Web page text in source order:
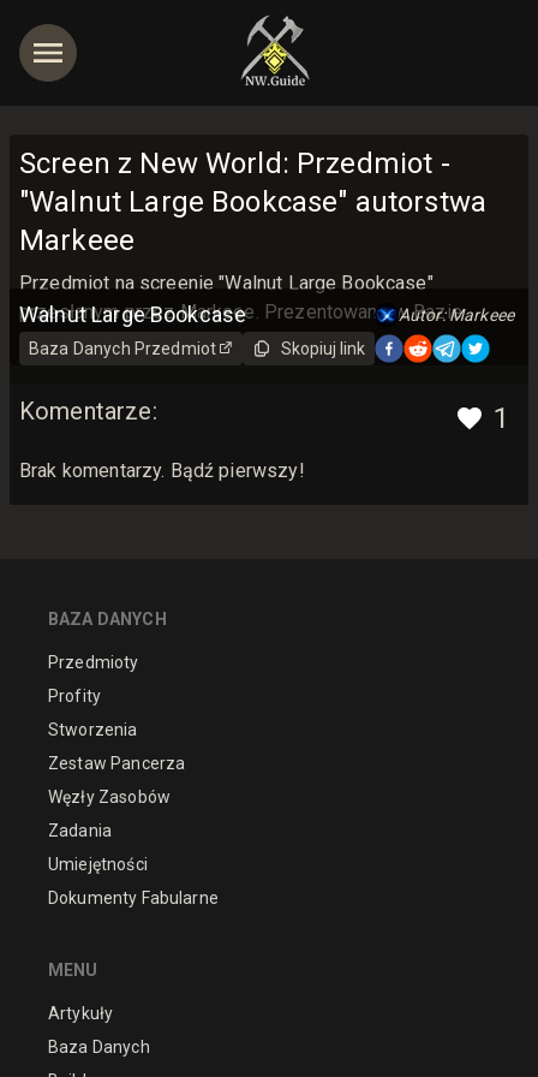
Screen z New World: Przedmiot -
"Walnut Large Bookcase" autorstwa
Markeee
Przedmiot na screenie "Walnut Large Bookcase"
przesłanym przez Markeee. Prezentowane w Bazie
Danych New World Guide z miłością <3
1
Walnut Large Bookcase
Autor: Markeee
Baza Danych Przedmiot Skopiuj link
Komentarze:
Brak komentarzy. Bądź pierwszy!
BAZA DANYCH
Przedmioty
Profity
Stworzenia
Zestaw Pancerza
Węzły Zasobów
Zadania
Umiejętności
Dokumenty Fabularne
MENU
Artykuły
Baza Danych